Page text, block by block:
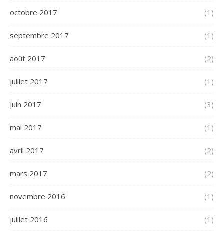
octobre 2017 (1)
septembre 2017 (1)
août 2017 (2)
juillet 2017 (1)
juin 2017 (3)
mai 2017 (1)
avril 2017 (2)
mars 2017 (2)
novembre 2016 (1)
juillet 2016 (1)